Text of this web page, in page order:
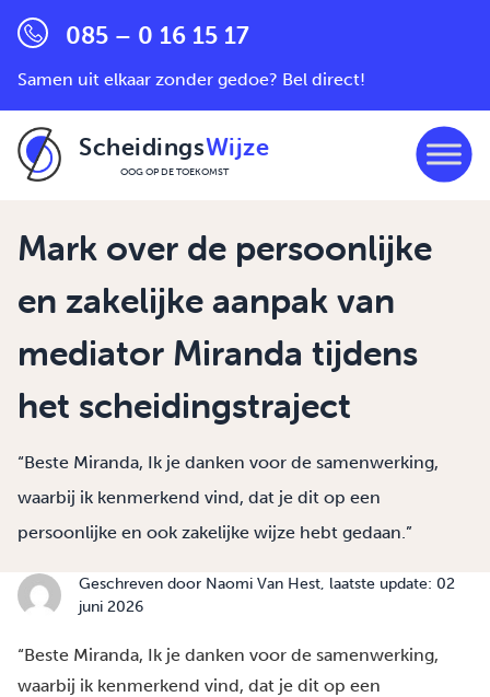
085 – 0 16 15 17
Samen uit elkaar zonder gedoe? Bel direct!
ScheidingsWijze
OOG OP DE TOEKOMST
Mark over de persoonlijke
en zakelijke aanpak van
mediator Miranda tijdens
het scheidingstraject
“Beste Miranda, Ik je danken voor de samenwerking,
waarbij ik kenmerkend vind, dat je dit op een
persoonlijke en ook zakelijke wijze hebt gedaan.”
Geschreven door Naomi Van Hest, laatste update: 02
juni 2026
“Beste Miranda, Ik je danken voor de samenwerking,
waarbij ik kenmerkend vind, dat je dit op een